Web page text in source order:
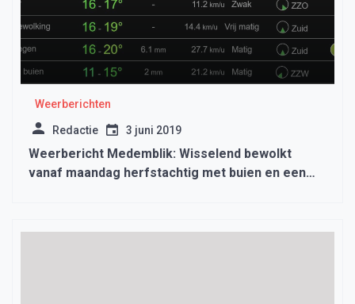
Weerberichten
Redactie 3 juni 2019
Weerbericht Medemblik: Wisselend bewolkt
vanaf maandag herfstachtig met buien en een